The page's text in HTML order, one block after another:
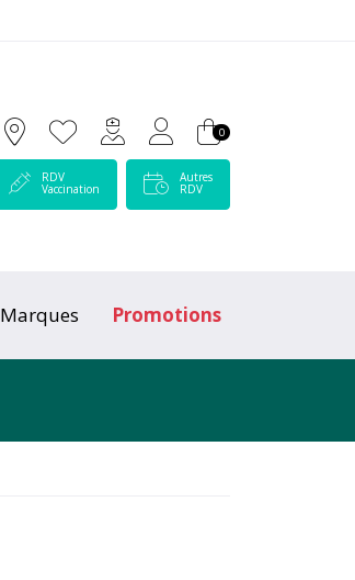
0
RDV
Vaccination
Autres
RDV
Marques Promotions